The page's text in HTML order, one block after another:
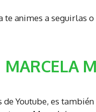
te animes a seguirlas
MARCELA
Youtube, es